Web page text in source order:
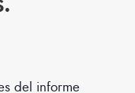
del informe